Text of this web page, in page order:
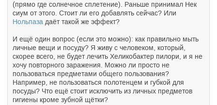
(прямо где солнечное сплетение). Раньше принимал Нек
сиум от этого. Стоит ли его добавлять сейчас? Или
Нольпаза даёт такой же эффект?
И ещё один вопрос (если это можно): как правильно мыть
личные вещи и посуду? Я живу с человеком, который,
скорее всего, не будет лечить Хеликобактер пилори, и я не
хочу повторного заражения. Можно ли просто не
пользоваться предметами общего пользования?
Например, не пользоваться полотенцем и губкой для
посуды? Что ещё стоит исключить из личных предметов
гигиены кроме зубной щётки?